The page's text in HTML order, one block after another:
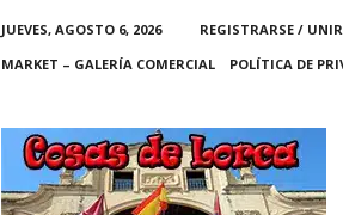
JUEVES, AGOSTO 6, 2026
REGISTRARSE /
MARKET – GALERÍA COMERCIAL
POLÍTICA DE
C
A